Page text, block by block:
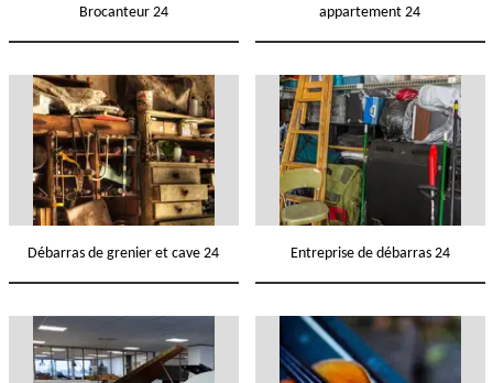
Brocanteur 24
appartement 24
Débarras de grenier et cave 24 Entreprise de débarras 24